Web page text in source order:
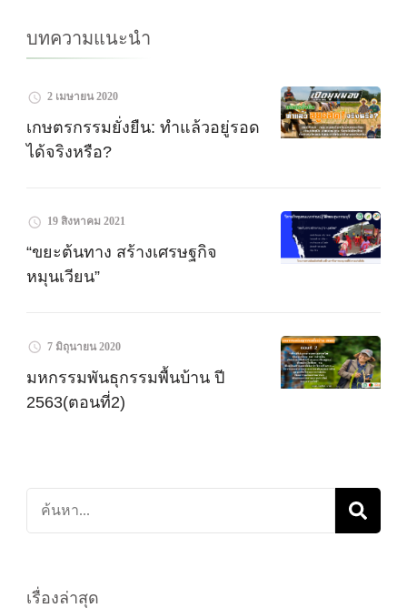
บทความแนะนำ
2 เมษายน 2020
เกษตรกรรมยั่งยืน: ทำแล้วอยู่รอด
ได้จริงหรือ?
19 สิงหาคม 2021
“ขยะต้นทาง สร้างเศรษฐกิจ
หมุนเวียน”
7 มิถุนายน 2020
มหกรรมพันธุกรรมพื้นบ้าน ปี
2563(ตอนที่2)
ค้นหา
เกี่ยว
เรื่องล่าสุด